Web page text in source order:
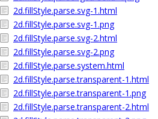
2d.fillStyle.parse.svg-1.html
2d.fillStyle.parse.svg-1.png
2d.fillStyle.parse.svg-2.html
2d.fillStyle.parse.svg-2.png
2d.fillStyle.parse.system.html
2d.fillStyle.parse.transparent-1.html
2d.fillStyle.parse.transparent-1.png
2d.fillStyle.parse.transparent-2.html